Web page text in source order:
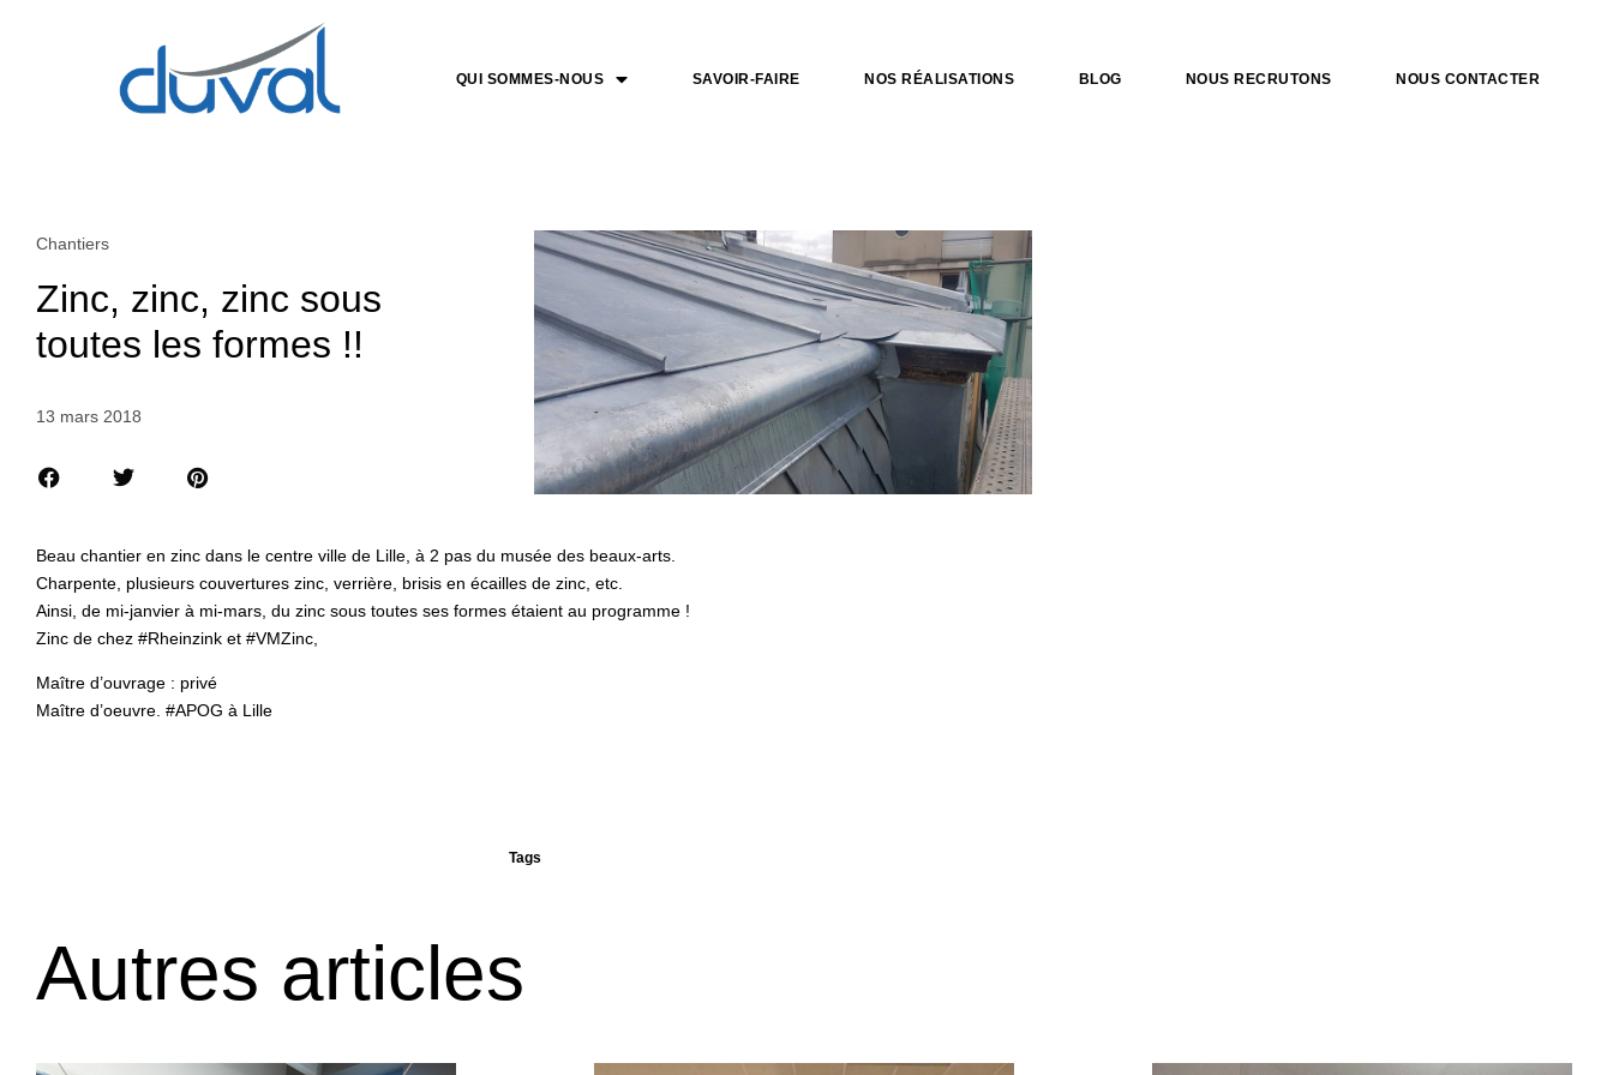
QUI SOMMES-NOUS SAVOIR-FAIRE NOS RÉALISATIONS BLOG NOUS RECRUTONS NOUS CONTACTER
Chantiers
Zinc, zinc, zinc sous
toutes les formes !!
13 mars 2018
Beau chantier en zinc dans le centre ville de Lille, à 2 pas du musée des beaux-arts.
Charpente, plusieurs couvertures zinc, verrière, brisis en écailles de zinc, etc.
Ainsi, de mi-janvier à mi-mars, du zinc sous toutes ses formes étaient au programme !
Zinc de chez #Rheinzink et #VMZinc,
Maître d’ouvrage : privé
Maître d’oeuvre. #APOG à Lille
Tags
Autres articles